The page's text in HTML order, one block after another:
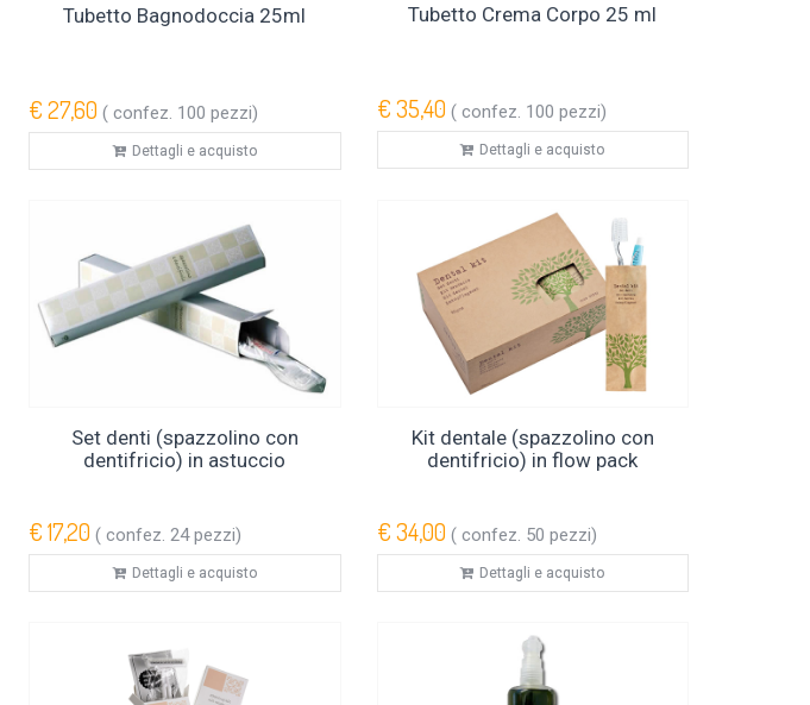
Tubetto Bagnodoccia 25ml
€ 27,60 ( confez. 100 pezzi)
Dettagli e acquisto
Tubetto Crema Corpo 25 ml
€ 35,40 ( confez. 100 pezzi)
Dettagli e acquisto
Set denti (spazzolino con
dentifricio) in astuccio
€ 17,20 ( confez. 24 pezzi)
Dettagli e acquisto
Kit dentale (spazzolino con
dentifricio) in flow pack
€ 34,00 ( confez. 50 pezzi)
Dettagli e acquisto